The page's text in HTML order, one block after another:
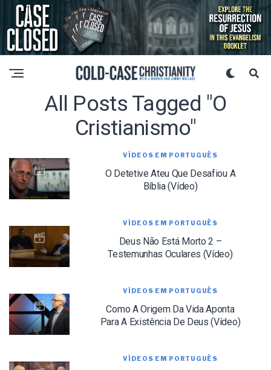
All Posts Tagged "o
Cristianismo"
VÍDEOS EM PORTUGUÊS
O Detetive Ateu Que Desafiou A
Bíblia (Vídeo)
VÍDEOS EM PORTUGUÊS
Deus Não Está Morto 2 –
Testemunhas Oculares (Vídeo)
VÍDEOS EM PORTUGUÊS
Como A Origem Da Vida Aponta
Para A Existência De Deus (Vídeo)
VÍDEOS EM PORTUGUÊS